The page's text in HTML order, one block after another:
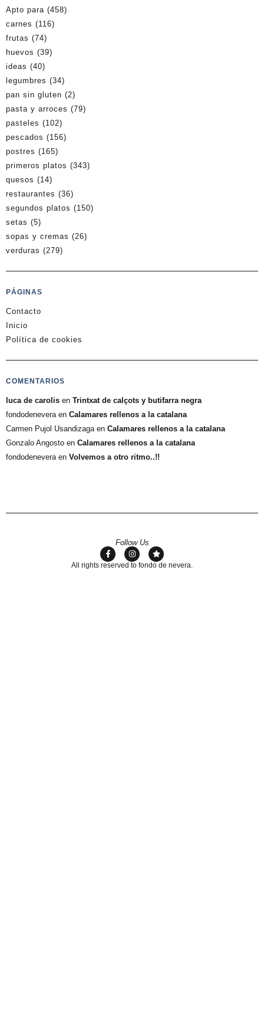
Apto para (458)
carnes (116)
frutas (74)
huevos (39)
ideas (40)
legumbres (34)
pan sin gluten (2)
pasta y arroces (79)
pasteles (102)
pescados (156)
postres (165)
primeros platos (343)
quesos (14)
restaurantes (36)
segundos platos (150)
setas (5)
sopas y cremas (26)
verduras (279)
PÁGINAS
Contacto
Inicio
Política de cookies
COMENTARIOS
luca de carolis en Trintxat de calçots y butifarra negra
fondodenevera en Calamares rellenos a la catalana
Carmen Pujol Usandizaga en Calamares rellenos a la catalana
Gonzalo Angosto en Calamares rellenos a la catalana
fondodenevera en Volvemos a otro ritmo..!!
Follow Us
All rights reserved to fondo de nevera.